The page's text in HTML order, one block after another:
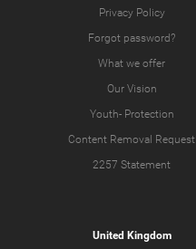
Privacy Policy
Forgot password?
What we offer
Our Vision
Youth- Protection
Content Removal Request
2257 Statement
United Kingdom